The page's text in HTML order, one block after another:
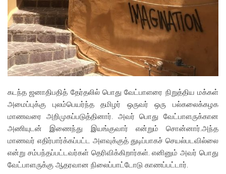
கடந்த ஜனாதிபதித் தேர்தலில் பொது வேட்பாளரை நிறுத்திய மக்கள்
அமைப்புக்கு புலம்பெயர்ந்த தமிழர் ஒருவர் ஒரு பல்கலைக்கழக
மாணவரை அறிமுகப்படுத்தினார். அவர் பொது வேட்பாளருக்கான
அணியுடன் இணைந்து இயங்குவார் என்றும் சொன்னார்.அந்த
மாணவர் எதிர்பார்க்கப்பட்ட அளவுக்குத் துடிப்பாகச் செயல்படவில்லை
என்று சம்பந்தப்பட்டவர்கள் தெரிவிக்கிறார்கள். எனினும் அவர் பொது
வேட்பாளருக்கு ஆதரவான நிலைப்பாட்டோடு காணப்பட்டார்.